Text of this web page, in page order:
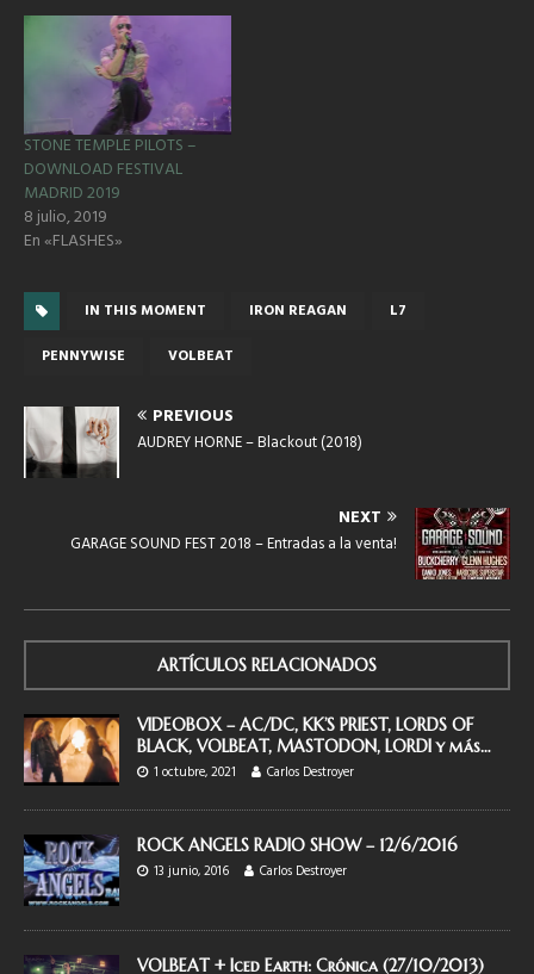
STONE TEMPLE PILOTS –
DOWNLOAD FESTIVAL
MADRID 2019
8 julio, 2019
En «FLASHES»
IN THIS MOMENT IRON REAGAN
L7
PENNYWISE
VOLBEAT
PREVIOUS
AUDREY HORNE – Blackout (2018)
NEXT
GARAGE SOUND FEST 2018 – Entradas a la venta!
ARTÍCULOS RELACIONADOS
VIDEOBOX – AC/DC, KK’S PRIEST, LORDS OF
BLACK, VOLBEAT, MASTODON, LORDI y más…
1 octubre, 2021
Carlos Destroyer
ROCK ANGELS RADIO SHOW – 12/6/2016
13 junio, 2016
Carlos Destroyer
VOLBEAT + Iced Earth: Crónica (27/10/2013)